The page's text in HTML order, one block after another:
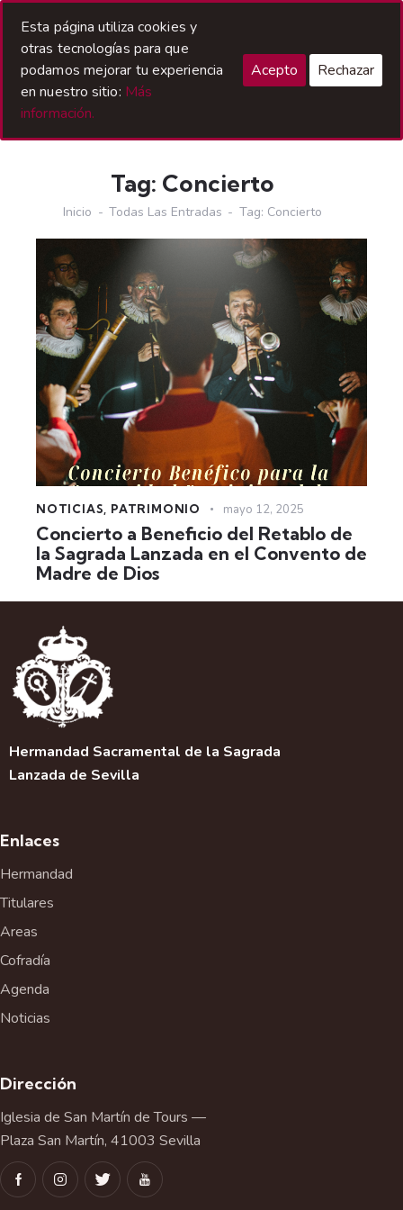
Tag: Concierto
Inicio Todas Las Entradas Tag: Concierto
NOTICIAS PATRIMONIO mayo 12, 2025
Concierto a Beneficio del Retablo de
la Sagrada Lanzada en el Convento de
Madre de Dios
Hermandad Sacramental de la Sagrada
Lanzada de Sevilla
Enlaces
Hermandad
Titulares
Areas
Cofradía
Agenda
Noticias
Dirección
Iglesia de San Martín de Tours —
Plaza San Martín, 41003 Sevilla
Esta página utiliza cookies y
otras tecnologías para que
podamos mejorar tu experiencia
en nuestro sitio: Más
información.
Acepto Rechazar